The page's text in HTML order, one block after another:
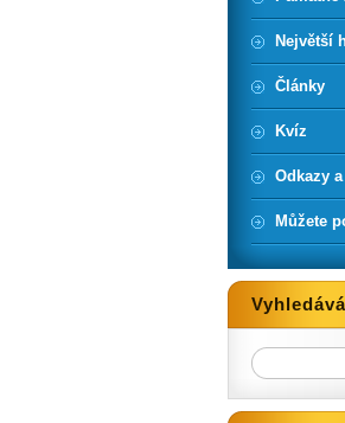
Největší
Články
Kvíz
Odkazy
Můžete